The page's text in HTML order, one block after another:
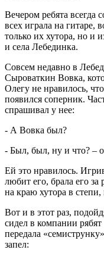
Вечером ребята всегда
всех играла на гитаре,
только их хутора, но и
и села Лебединка.
Совсем недавно в
Сыроваткин Вовка,
Олегу не нравилось,
появился соперник.
спрашивал у нее:
- А Вовка был?
- Был, был, ну и что? –
Ей это нравилось.
любит его, брала его
на краю хутора в степи,
Вот и в этот раз,
сидел в компании
передала
запел: